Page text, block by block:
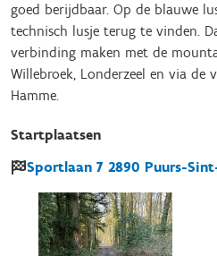
goed berijdbaar. Op de blauwe
technisch lusje terug te vinden.
verbinding maken met de
Willebroek, Londerzeel en via de
Hamme.
Startplaatsen
Sportlaan 7 2890 Puurs-